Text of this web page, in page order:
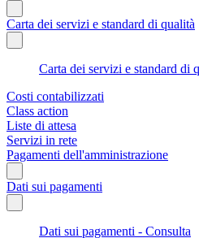
Carta dei servizi e standard di qualità
Carta dei servizi e standard di
Costi contabilizzati
Class action
Liste di attesa
Servizi in rete
Pagamenti dell'amministrazione
Dati sui pagamenti
Dati sui pagamenti - Consulta